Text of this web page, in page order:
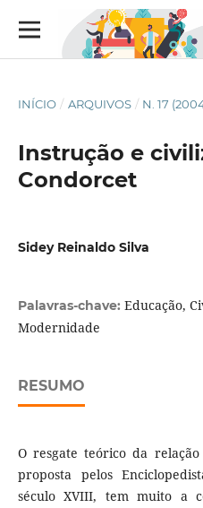
INÍCIO / ARQUIVOS / N. 17
Instrução e
Condorcet
Sidey Reinaldo Silva
Palavras-chave: Educação,
Modernidade
RESUMO
O resgate teórico da
proposta pelos
século XVIII, tem muito a